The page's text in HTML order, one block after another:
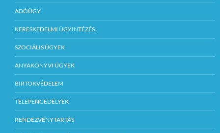
ADÓÜGY
KERESKEDELMI ÜGYINTÉZÉS
SZOCIÁLIS ÜGYEK
ANYAKÖNYVI ÜGYEK
BIRTOKVÉDELEM
TELEPENGEDÉLYEK
RENDEZVÉNYTARTÁS